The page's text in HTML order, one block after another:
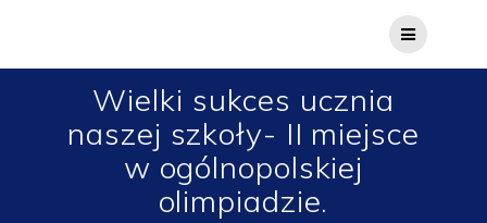
Wielki sukces ucznia
naszej szkoły- II miejsce
w ogólnopolskiej
olimpiadzie.